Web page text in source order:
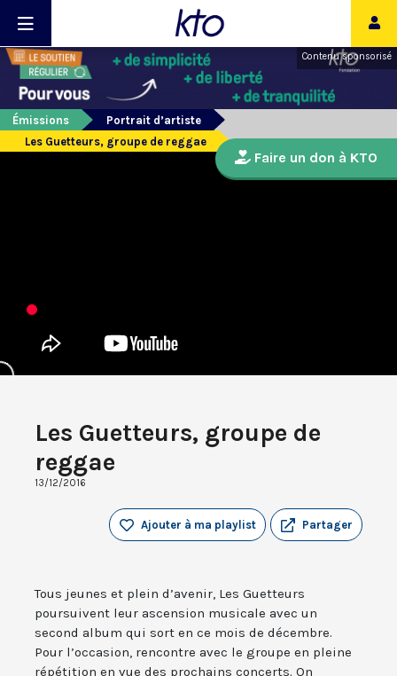
Contenu sponsorisé
Émissions
Portrait d’artiste
Les Guetteurs, groupe de reggae
Les Guetteurs, groupe de
reggae
13/12/2016
Partager
Ajouter à ma playlist
Tous jeunes et plein d’avenir, Les Guetteurs
poursuivent leur ascension musicale avec un
second album qui sort en ce mois de décembre.
Pour l’occasion, rencontre avec le groupe en pleine
répétition en vue des prochains concerts. On
Faire un don à KTO